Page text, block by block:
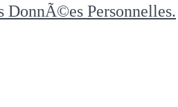
DonnÃ©es Personnelles.